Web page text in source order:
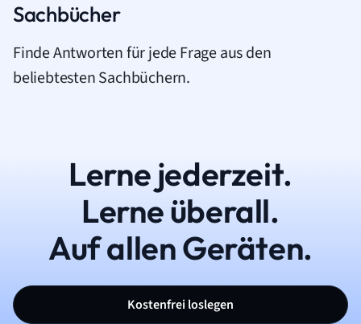
Sachbücher
Finde Antworten für jede Frage aus den
beliebtesten Sachbüchern.
Lerne jederzeit.
Lerne überall.
Auf allen Geräten.
Kostenfrei loslegen